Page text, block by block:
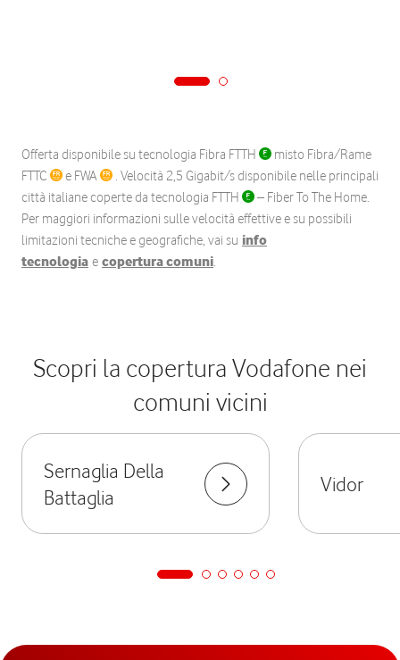
Offerta disponibile su tecnologia Fibra FTTH
misto Fibra/Rame
FTTC
e FWA
. Velocità 2,5 Gigabit/s disponibile nelle principali
città italiane coperte da tecnologia FTTH
– Fiber To The Home.
Per maggiori informazioni sulle velocità effettive e su possibili
limitazioni tecniche e geografiche, vai su info
tecnologia e copertura comuni.
Scopri la copertura Vodafone nei
comuni vicini
Sernaglia Della
Battaglia
Vidor